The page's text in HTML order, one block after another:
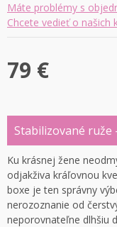
Máte problémy s
Chcete vedieť o našich
79 €
Stabilizované ruže
Ku krásnej žene
odjakživa kráľovnou
boxe je ten správny
nerozoznanie od
neporovnateľne dlhšiu